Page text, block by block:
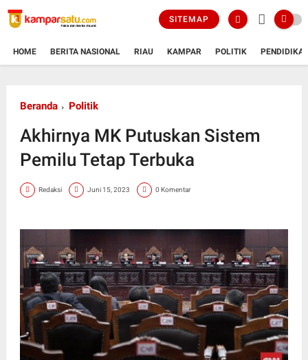
SITEMAP
HOME BERITA NASIONAL RIAU KAMPAR POLITIK
Beranda Politik
Akhirnya MK Putuskan Sistem
Pemilu Tetap Terbuka
Redaksi Juni 15, 2023 0 Komentar